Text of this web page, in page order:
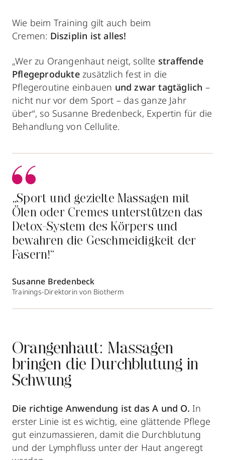
Wie beim Training gilt auch beim
Cremen: Disziplin ist alles!
„Wer zu Orangenhaut neigt, sollte straffende
Pflegeproduktezusätzlich fest in die
Pflegeroutine einbauen und zwar tagtäglich –
nicht nur vor dem Sport – das ganze Jahr
über“, so Susanne Bredenbeck, Expertin für die
Behandlung von Cellulite.
„Sport und gezielte Massagen mit
Ölen oder Cremes unterstützen das
Detox-System des Körpers und
bewahren die Geschmeidigkeit der
Fasern!“
Susanne Bredenbeck
Trainings-Direktorin von Biotherm
Orangenhaut: Massagen
bringen die Durchblutung in
Schwung
Die richtige Anwendung ist das A und O. In
erster Linie ist es wichtig, eine glättende Pflege
gut einzumassieren, damit die Durchblutung
und der Lymphfluss unter der Haut angeregt